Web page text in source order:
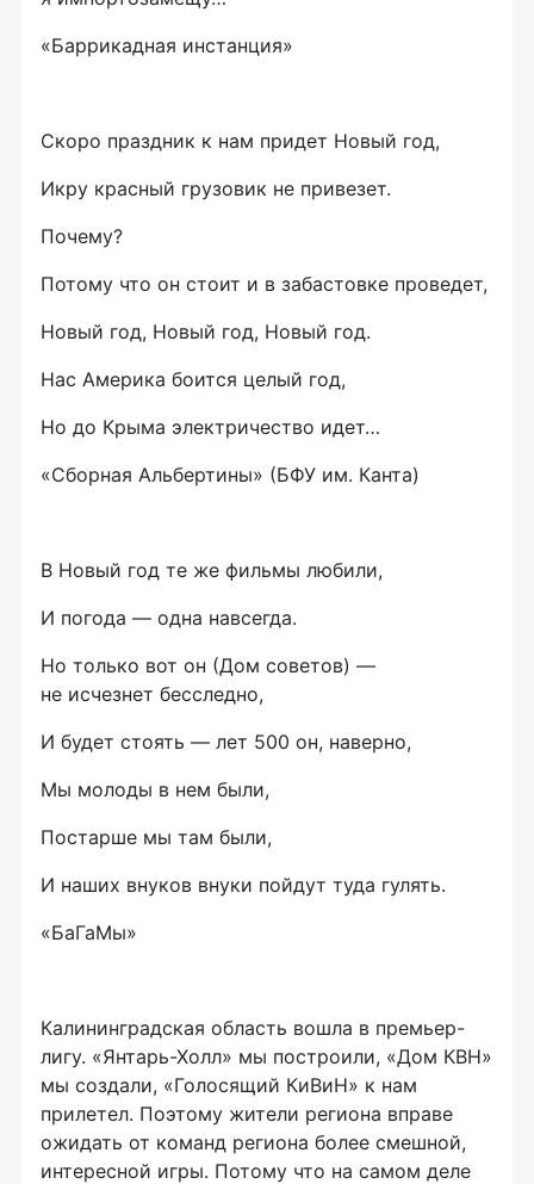
«Баррикадная инстанция»
Скоро праздник к нам придет Новый год,
Икру красный грузовик не привезет.
Почему?
Потому что он стоит и в забастовке проведет,
Новый год, Новый год, Новый год.
Нас Америка боится целый год,
Но до Крыма электричество идет…
«Сборная Альбертины» (БФУ им. Канта)
В Новый год те же фильмы любили,
И погода — одна навсегда.
Но только вот он (Дом советов) —
не исчезнет бесследно,
И будет стоять — лет 500 он, наверно,
Мы молоды в нем были,
Постарше мы там были,
И наших внуков внуки пойдут туда гулять.
«БаГаМы»
Калининградская область вошла в премьер-
лигу. «Янтарь-Холл» мы построили, «Дом КВН»
мы создали, «Голосящий КиВиН» к нам
прилетел. Поэтому жители региона вправе
ожидать от команд региона более смешной,
интересной игры. Потому что на самом деле